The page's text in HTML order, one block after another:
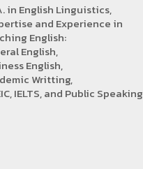
in English Linguistics,
and Experience in
English:
English,
English,
Writting,
IELTS, and Public Speaking